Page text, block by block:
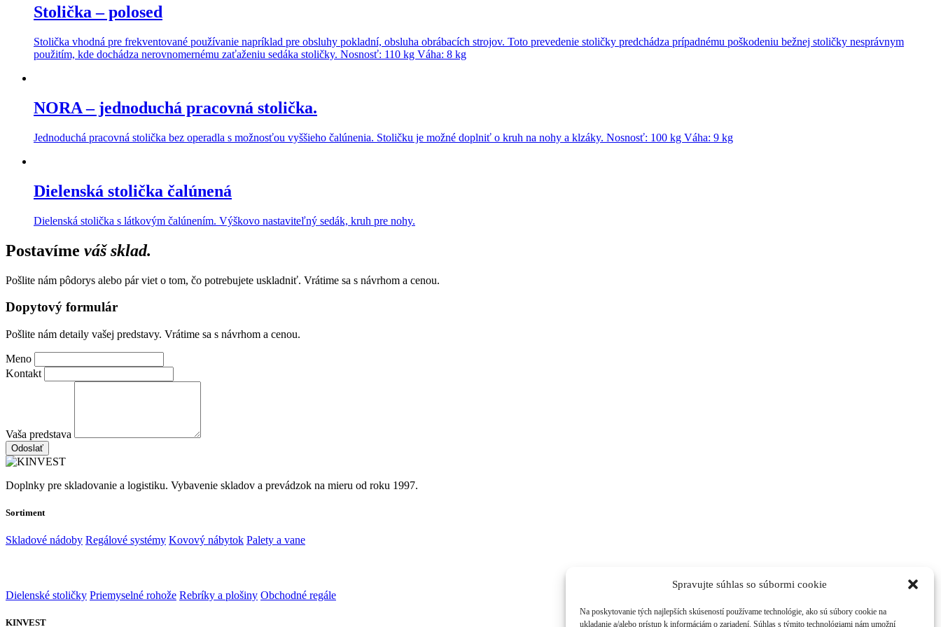
Spravujte súhlas so súbormi cookie
Na poskytovanie tých najlepších skúseností používame technológie, ako sú súbory cookie na
ukladanie a/alebo prístup k informáciám o zariadení. Súhlas s týmito technológiami nám umožní
Stolička – polosed
Stolička vhodná pre frekventované používanie napríklad pre obsluhy pokladní, obsluha obrábacích strojov. Toto prevedenie stoličky predchádza prípadnému poškodeniu bežnej stoličky nesprávnym
použitím, kde dochádza nerovnomernému zaťaženiu sedáka stoličky. Nosnosť: 110 kg Váha: 8 kg
NORA – jednoduchá pracovná stolička.
Jednoduchá pracovná stolička bez operadla s možnosťou vyššieho čalúnenia. Stoličku je možné doplniť o kruh na nohy a klzáky. Nosnosť: 100 kg Váha: 9 kg
Dielenská stolička čalúnená
Dielenská stolička s látkovým čalúnením. Výškovo nastaviteľný sedák, kruh pre nohy.
Postavíme váš sklad.
Pošlite nám pôdorys alebo pár viet o tom, čo potrebujete uskladniť. Vrátime sa s návrhom a cenou.
Dopytový formulár
Pošlite nám detaily vašej predstavy. Vrátime sa s návrhom a cenou.
Meno
Kontakt
Vaša predstava
Odoslať
Doplnky pre skladovanie a logistiku. Vybavenie skladov a prevádzok na mieru od roku 1997.
Sortiment
Skladové nádoby Regálové systémy Kovový nábytok Palety a vane
Dielenské stoličky Priemyselné rohože Rebríky a plošiny Obchodné regále
KINVEST